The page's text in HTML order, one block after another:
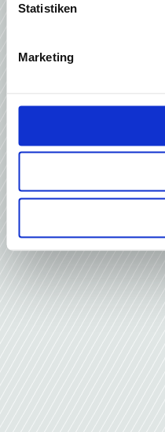
Statistiken
Marketing